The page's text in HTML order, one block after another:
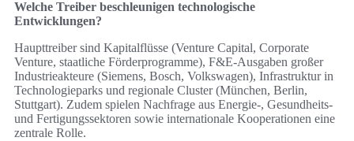
Welche Treiber beschleunigen technologische
Entwicklungen?
Haupttreiber sind Kapitalflüsse (Venture Capital, Corporate
Venture, staatliche Förderprogramme), F&E‑Ausgaben großer
Industrieakteure (Siemens, Bosch, Volkswagen), Infrastruktur in
Technologieparks und regionale Cluster (München, Berlin,
Stuttgart). Zudem spielen Nachfrage aus Energie‑, Gesundheits‑
und Fertigungssektoren sowie internationale Kooperationen eine
zentrale Rolle.